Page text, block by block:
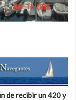
de recibir un 420 y